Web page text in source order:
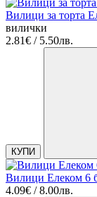
Вилици за торта
вилички
2.81€ / 5.50лв.
КУПИ
Вилици Елеком 6
4.09€ / 8.00лв.